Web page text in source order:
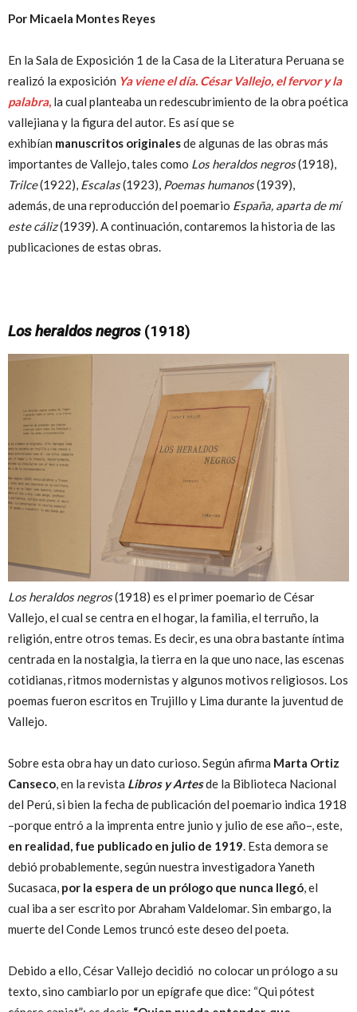
Por Micaela Montes Reyes
En la Sala de Exposición 1 de la Casa de la Literatura Peruana se
realizó la exposición Ya viene el día. César Vallejo, el fervor y la
palabra, la cual planteaba un redescubrimiento de la obra poética
vallejiana y la figura del autor. Es así que se
exhibían manuscritos originalesde algunas de las obras más
importantes de Vallejo, tales como Los heraldos negros(1918),
Trilce(1922), Escalas(1923), Poemas humanos(1939),
además, de una reproducción del poemario España, aparta de mí
este cáliz(1939). A continuación, contaremos la historia de las
publicaciones de estas obras.
Los heraldos negros(1918)
Los heraldos negros(1918) es el primer poemario de César
Vallejo, el cual se centra en el hogar, la familia, el terruño, la
religión, entre otros temas. Es decir, es una obra bastante íntima
centrada en la nostalgia, la tierra en la que uno nace, las escenas
cotidianas, ritmos modernistas y algunos motivos religiosos. Los
poemas fueron escritos en Trujillo y Lima durante la juventud de
Vallejo.
Sobre esta obra hay un dato curioso. Según afirma Marta Ortiz
Canseco, en la revista Libros y Artesde la Biblioteca Nacional
del Perú, si bien la fecha de publicación del poemario indica 1918
–porque entró a la imprenta entre junio y julio de ese año–, este,
en realidad, fue publicado en julio de 1919. Esta demora se
debió probablemente, según nuestra investigadora Yaneth
Sucasaca, por la espera de un prólogo que nunca llegó, el
cual iba a ser escrito por Abraham Valdelomar. Sin embargo, la
muerte del Conde Lemos truncó este deseo del poeta.
Debido a ello, César Vallejo decidió no colocar un prólogo a su
texto, sino cambiarlo por un epígrafe que dice: “Qui pótest